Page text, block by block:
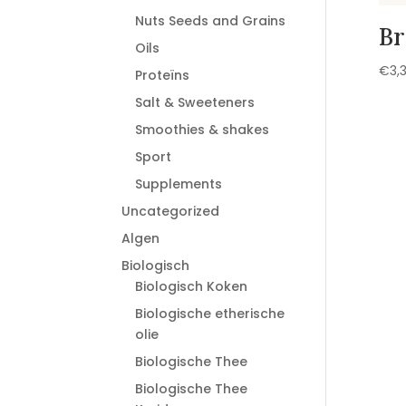
€
Nuts Seeds and Grains
Oils
Proteïns
Salt & Sweeteners
Smoothies & shakes
Sport
Supplements
Uncategorized
Algen
Biologisch
Biologisch Koken
Biologische etherische
olie
Biologische Thee
Biologische Thee